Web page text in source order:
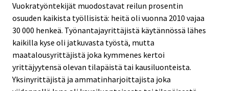
Vuokratyöntekijät muodostavat reilun prosentin
osuuden kaikista työllisistä: heitä oli vuonna 2010 vajaa
30 000 henkeä. Työnantajayrittäjistä käytännössä lähes
kaikilla kyse oli jatkuvasta työstä, mutta
maatalousyrittäjistä joka kymmenes kertoi
yrittäjyytensä olevan tilapäistä tai kausiluonteista.
Yksinyrittäjistä ja ammatinharjoittajista joka